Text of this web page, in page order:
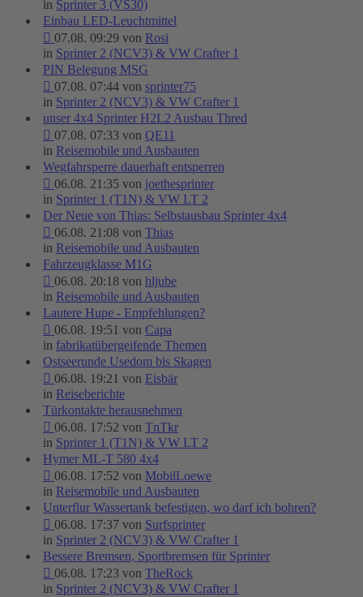
in Sprinter 3 (VS30)
Einbau LED-Leuchtmittel
07.08. 09:29 von Rosi
in Sprinter 2 (NCV3) & VW Crafter 1
PIN Belegung MSG
07.08. 07:44 von sprinter75
in Sprinter 2 (NCV3) & VW Crafter 1
unser 4x4 Sprinter H2L2 Ausbau Thred
07.08. 07:33 von QE11
in Reisemobile und Ausbauten
Wegfahrsperre dauerhaft entsperren
06.08. 21:35 von joethesprinter
in Sprinter 1 (T1N) & VW LT 2
Der Neue von Thias: Selbstausbau Sprinter 4x4
06.08. 21:08 von Thias
in Reisemobile und Ausbauten
Fahrzeugklasse M1G
06.08. 20:18 von hljube
in Reisemobile und Ausbauten
Lautere Hupe - Empfehlungen?
06.08. 19:51 von Capa
in fabrikatübergeifende Themen
Ostseerunde Usedom bis Skagen
06.08. 19:21 von Eisbär
in Reiseberichte
Türkontakte herausnehmen
06.08. 17:52 von TnTkr
in Sprinter 1 (T1N) & VW LT 2
Hymer ML-T 580 4x4
06.08. 17:52 von MobilLoewe
in Reisemobile und Ausbauten
Unterflur Wassertank befestigen, wo darf ich bohren?
06.08. 17:37 von Surfsprinter
in Sprinter 2 (NCV3) & VW Crafter 1
Bessere Bremsen, Sportbremsen für Sprinter
06.08. 17:23 von TheRock
in Sprinter 2 (NCV3) & VW Crafter 1